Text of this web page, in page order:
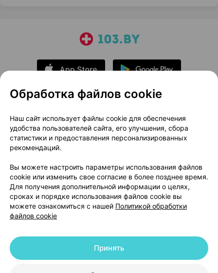
О проекте
Новости проекта
Размещение рекламы
Медицинский маркетинг
Публичный договор
Доставка
Способы оплаты
Вакансии
Партнеры
Написать руководителю 103.by
Написать в поддержку
Персональные настройки Cookie
© 2026 ООО «Артокс Лаб», УНП 191700409 | 220012, Республика Беларусь,
Обработка файлов cookie
Наш сайт использует файлы cookie для обеспечения
удобства пользователей сайта, его улучшения, сбора
статистики и предоставления персонализированных
рекомендаций.
Вы можете настроить параметры использования файлов
cookie или изменить свое согласие в более позднее время.
Для получения дополнительной информации о целях,
сроках и порядке использования файлов cookie вы
можете ознакомиться с нашей Политикой обработки
файлов cookie
Принять